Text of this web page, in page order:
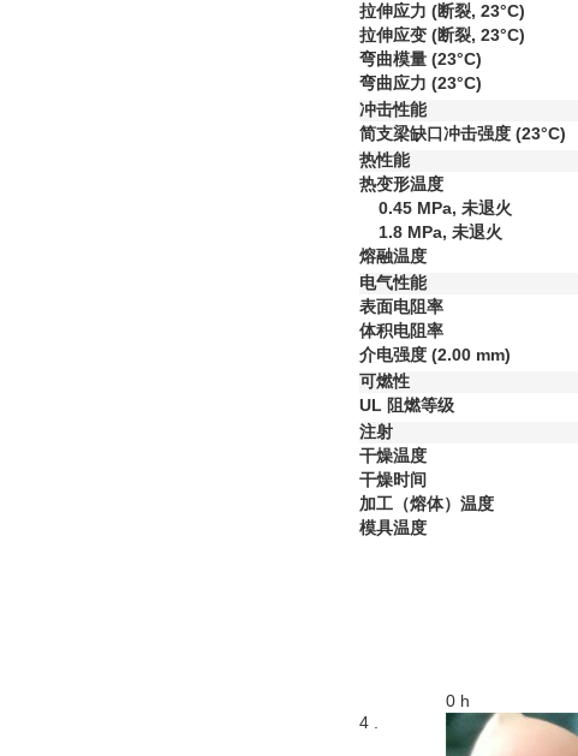
拉伸应力 (断裂, 23°C)
拉伸应变 (断裂, 23°C)
弯曲模量 (23°C)
弯曲应力 (23°C)
冲击性能
简支梁缺口冲击强度 (23°C)
热性能
热变形温度
0.45 MPa, 未退火
1.8 MPa, 未退火
熔融温度
电气性能
表面电阻率
体积电阻率
介电强度 (2.00 mm)
可燃性
UL 阻燃等级
注射
干燥温度
干燥时间
加工（熔体）温度
模具温度
0 h
4 .